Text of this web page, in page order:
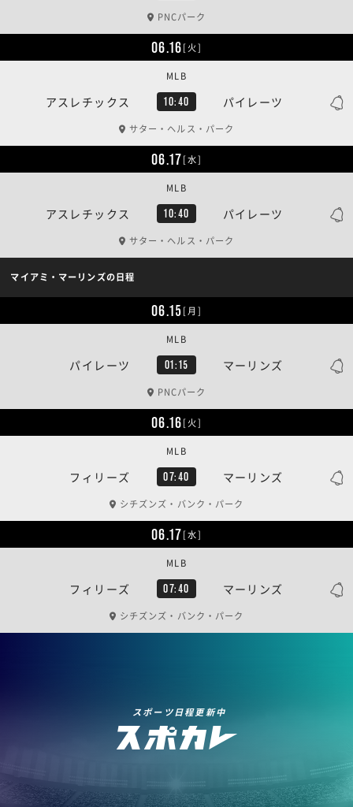
PNCパーク
06.16[火]
アスレチックス 10:40 パイレーツ
MLB
サター・ヘルス・パーク
06.17[水]
アスレチックス 10:40 パイレーツ
MLB
サター・ヘルス・パーク
マイアミ・マーリンズの日程
06.15[月]
パイレーツ 01:15 マーリンズ
MLB
PNCパーク
06.16[火]
フィリーズ 07:40 マーリンズ
MLB
シチズンズ・バンク・パーク
06.17[水]
フィリーズ 07:40 マーリンズ
MLB
シチズンズ・バンク・パーク
スポーツ日程更新中